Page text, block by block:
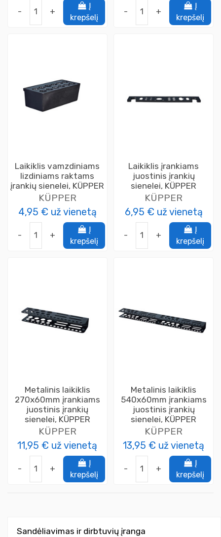
- +
Į
krepšelį
- +
Į
krepšelį
Laikiklis vamzdiniams
lizdiniams raktams
įrankių sienelei, KÜPPER
KÜPPER
4,95 € už vienetą
- +
Į
krepšelį
Laikiklis įrankiams
juostinis įrankių
sienelei, KÜPPER
KÜPPER
6,95 € už vienetą
- +
Į
krepšelį
Metalinis laikiklis
270x60mm įrankiams
juostinis įrankių
sienelei, KÜPPER
KÜPPER
11,95 € už vienetą
- +
Į
krepšelį
Metalinis laikiklis
540x60mm įrankiams
juostinis įrankių
sienelei, KÜPPER
KÜPPER
13,95 € už vienetą
- +
Į
krepšelį
Sandėliavimas ir dirbtuvių įranga